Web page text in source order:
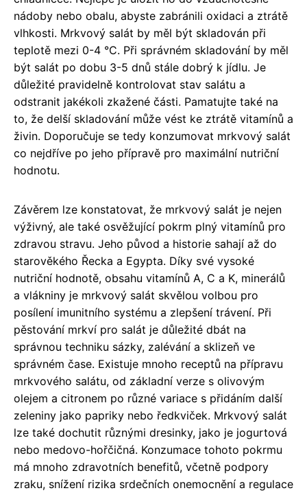
nádoby nebo obalu, abyste zabránili oxidaci a ztrátě
vlhkosti. Mrkvový salát by měl být skladován při
teplotě mezi 0-4 °C. Při správném skladování by měl
být salát po dobu 3-5 dnů stále dobrý k jídlu. Je
důležité pravidelně kontrolovat stav salátu a
odstranit jakékoli zkažené části. Pamatujte také na
to, že delší skladování může vést ke ztrátě vitamínů a
živin. Doporučuje se tedy konzumovat mrkvový salát
co nejdříve po jeho přípravě pro maximální nutriční
hodnotu.
Závěrem lze konstatovat, že mrkvový salát je nejen
výživný, ale také osvěžující pokrm plný vitamínů pro
zdravou stravu. Jeho původ a historie sahají až do
starověkého Řecka a Egypta. Díky své vysoké
nutriční hodnotě, obsahu vitamínů A, C a K, minerálů
a vlákniny je mrkvový salát skvělou volbou pro
posílení imunitního systému a zlepšení trávení. Při
pěstování mrkví pro salát je důležité dbát na
správnou techniku sázky, zalévání a sklizeň ve
správném čase. Existuje mnoho receptů na přípravu
mrkvového salátu, od základní verze s olivovým
olejem a citronem po různé variace s přidáním další
zeleniny jako papriky nebo ředkviček. Mrkvový salát
lze také dochutit různými dresinky, jako je jogurtová
nebo medovo-hořčičná. Konzumace tohoto pokrmu
má mnoho zdravotních benefitů, včetně podpory
zraku, snížení rizika srdečních onemocnění a regulace